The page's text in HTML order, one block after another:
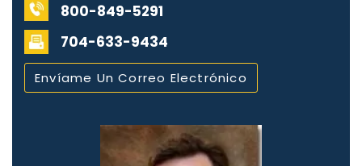
800-849-5291
704-633-9434
Envíame Un Correo Electrónico